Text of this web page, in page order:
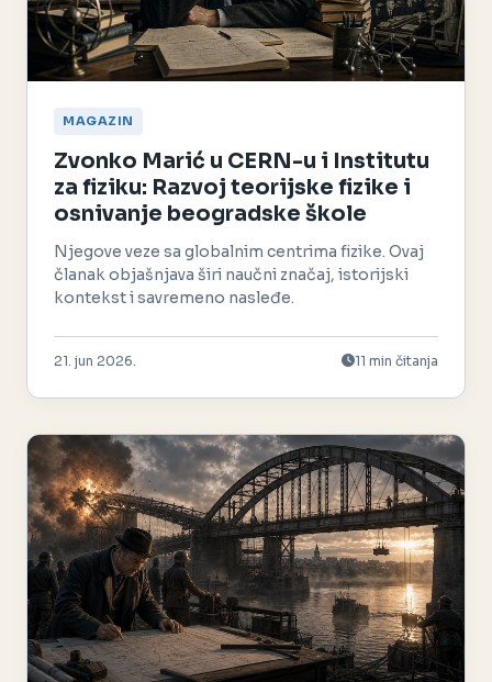
MAGAZIN
Zvonko Marić u CERN-u i Institutu
za fiziku: Razvoj teorijske fizike i
osnivanje beogradske škole
Njegove veze sa globalnim centrima fizike. Ovaj
članak objašnjava širi naučni značaj, istorijski
kontekst i savremeno nasleđe.
21. jun 2026. 11 min čitanja